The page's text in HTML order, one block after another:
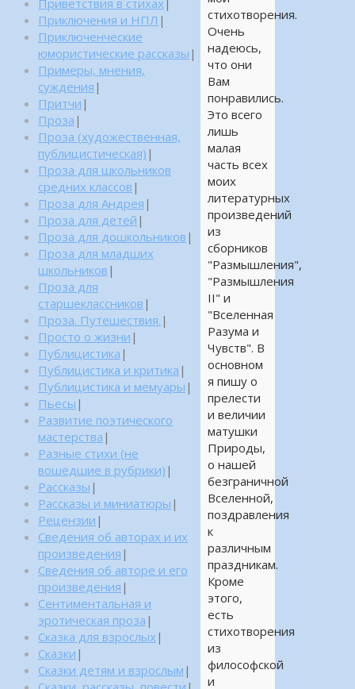
стихотворения.
Очень
надеюсь,
что они
Вам
понравились.
Это всего
лишь
малая
часть всех
моих
литературных
произведений
из
сборников
"Размышления",
"Размышления
II" и
"Вселенная
Разума и
Чувств". В
основном
я пишу о
прелести
и величии
матушки
Природы,
о нашей
безграничной
Вселенной,
поздравления
к
различным
праздникам.
Кроме
этого,
есть
стихотворения
из
философской
и
Приветствия в стихах
Приключения и НПЛ |
Приключенческие
юмористические рассказы |
Примеры, мнения,
суждения |
Притчи |
Проза |
Проза (художественная,
публицистическая) |
Проза для школьников
средних классов |
Проза для Андрея |
Проза для детей |
Проза для дошкольников |
Проза для младших
школьников |
Проза для
старшеклассников |
Проза. Путешествия. |
Просто о жизни |
Публицистика |
Публицистика и критика |
Публицистика и мемуары |
Пьесы |
Развитие поэтического
мастерства |
Разные стихи (не
вошедшие в рубрики) |
Рассказы |
Рассказы и миниатюры |
Рецензии |
Сведения об авторах и их
произведения |
Сведения об авторе и его
произведения |
Сентиментальная и
эротическая проза |
Сказка для взрослых |
Сказки |
Сказки детям и взрослым |